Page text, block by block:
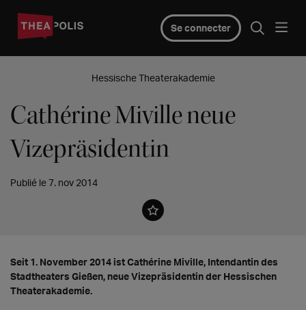
Se connecter
Hessische Theaterakademie
Cathérine Miville neue
Vizepräsidentin
Publié le 7. nov 2014
Seit 1. November 2014 ist Cathérine Miville, Intendantin des
Stadtheaters Gießen, neue Vizepräsidentin der Hessischen
Theaterakademie.